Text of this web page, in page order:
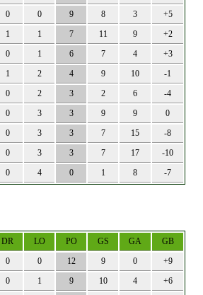
0 0 9 8 3
+5
1 1 7 11 9
+2
0 1 6 7 4
+3
1 2 4 9 10
-1
0 2 3 2 6
-4
0 3 3 9 9
0
0 3 3 7 15
-8
0 3 3 7 17
-10
0 4 0 1 8 -7
DR LO PO GS GA
GB
0 0 12 9 0
+9
0 1 9 10 4
+6